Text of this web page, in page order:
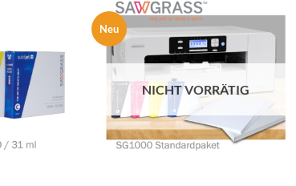
hinzufügen
Neu
zur
hinzufügen
NICHT VORRÄTIG